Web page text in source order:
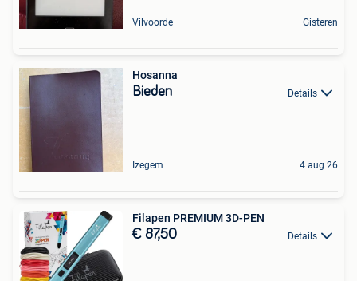
Vilvoorde Gisteren
Hosanna
Bieden Details
Izegem 4 aug 26
Filapen PREMIUM 3D-PEN
€ 87,50 Details